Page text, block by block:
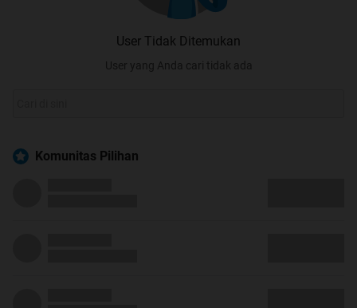
User Tidak Ditemukan
User yang Anda cari tidak ada
Komunitas Pilihan